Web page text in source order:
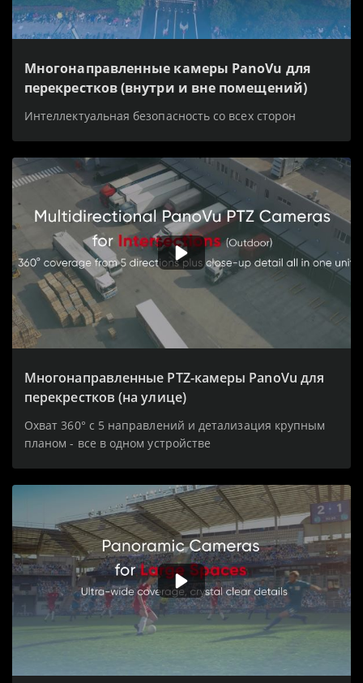
Многонаправленные камеры PanoVu для
перекрестков (внутри и вне помещений)
Интеллектуальная безопасность со всех сторон
Многонаправленные PTZ-камеры PanoVu для
перекрестков (на улице)
Охват 360° с 5 направлений и детализация крупным
планом - все в одном устройстве